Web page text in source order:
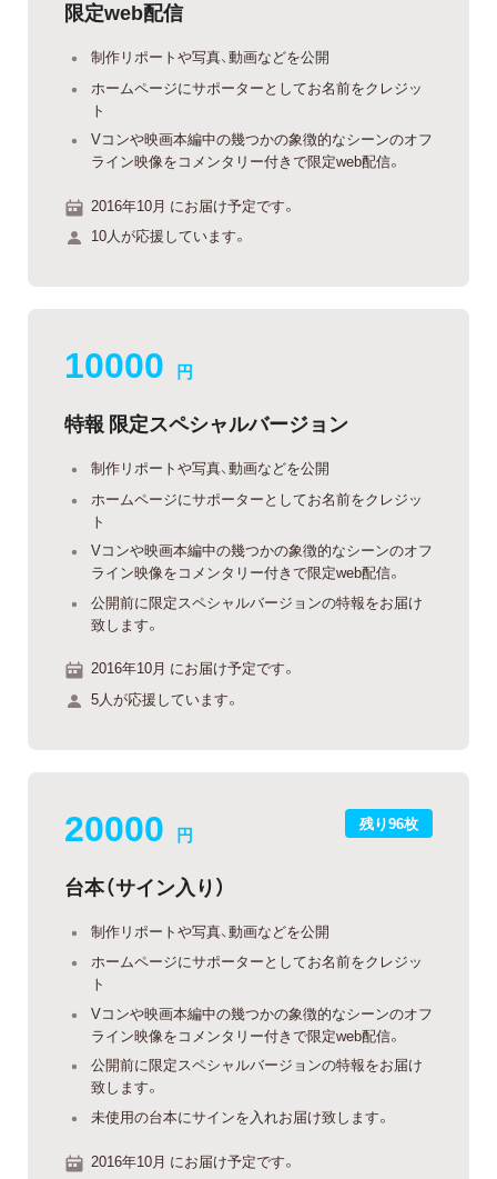
限定web配信
制作リポートや写真、動画などを公開
ホームページにサポーターとしてお名前をクレジッ
ト
Vコンや映画本編中の幾つかの象徴的なシーンのオフ
ライン映像をコメンタリー付きで限定web配信。
2016年10月 にお届け予定です。
10人が応援しています。
10000 円
特報 限定スペシャルバージョン
制作リポートや写真、動画などを公開
ホームページにサポーターとしてお名前をクレジッ
ト
Vコンや映画本編中の幾つかの象徴的なシーンのオフ
ライン映像をコメンタリー付きで限定web配信。
公開前に限定スペシャルバージョンの特報をお届け
致します。
2016年10月 にお届け予定です。
5人が応援しています。
残り96枚
20000 円
台本（サイン入り）
制作リポートや写真、動画などを公開
ホームページにサポーターとしてお名前をクレジッ
ト
Vコンや映画本編中の幾つかの象徴的なシーンのオフ
ライン映像をコメンタリー付きで限定web配信。
公開前に限定スペシャルバージョンの特報をお届け
致します。
未使用の台本にサインを入れお届け致します。
2016年10月 にお届け予定です。